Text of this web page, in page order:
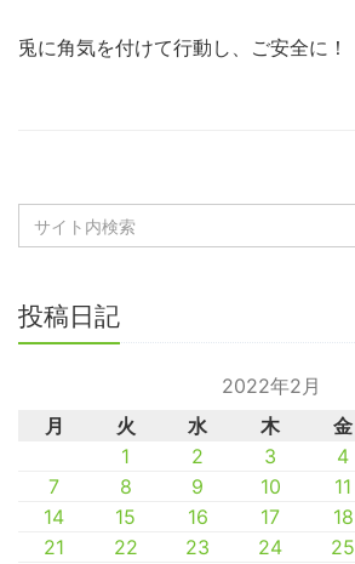
兎に角気を付けて行動し、ご安全に！
投稿日記
2022年2月
月
火 水 木 金
1
2 3 4
7
8 9 10 11
14
15 16 17 18
21
22 23 24 25